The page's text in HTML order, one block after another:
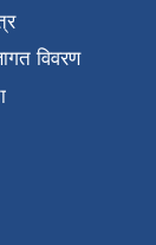
विवरण